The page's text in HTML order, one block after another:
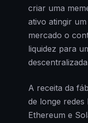
criar uma
ativo atingir
mercado o
liquidez para
A receita da
de longe
Ethereum e